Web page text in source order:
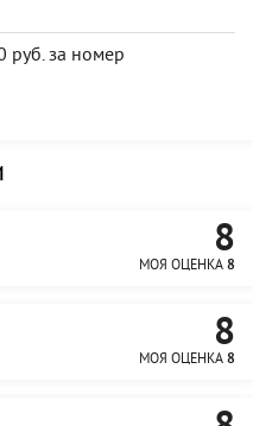
руб. за номер
8
МОЯ ОЦЕНКА 8
8
МОЯ ОЦЕНКА 8